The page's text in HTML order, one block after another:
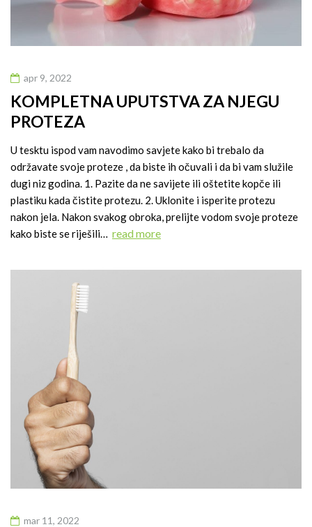
apr 9, 2022
KOMPLETNA UPUTSTVA ZA NJEGU
PROTEZA
U tesktu ispod vam navodimo savjete kako bi trebalo da
održavate svoje proteze , da biste ih očuvali i da bi vam služile
dugi niz godina. 1. Pazite da ne savijete ili oštetite kopče ili
plastiku kada čistite protezu. 2. Uklonite i isperite protezu
nakon jela. Nakon svakog obroka, prelijte vodom svoje proteze
kako biste se riješili… read more
mar 11, 2022